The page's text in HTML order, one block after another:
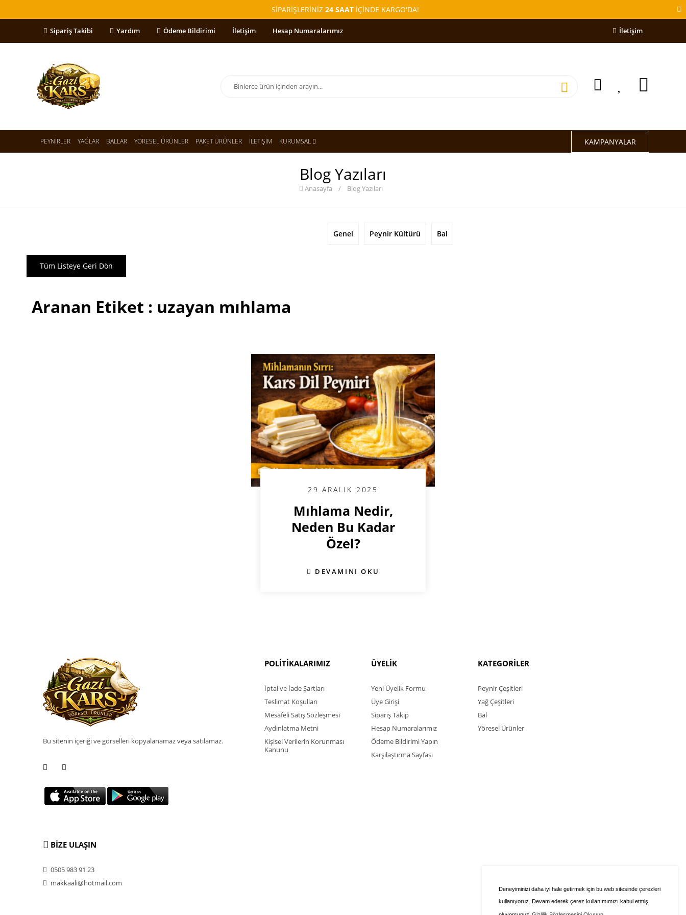
Deneyiminizi daha iyi hale getirmek için bu web sitesinde çerezleri
kullanıyoruz. Devam ederek çerez kullanımımızı kabul etmiş
SİPARİŞLERİNİZ 24 SAATİÇİNDE KARGO'DA!
Sipariş Takibi Yardım Ödeme Bildirimi İletişim Hesap Numaralarımız İletişim
PEYNİRLER YAĞLAR BALLAR YÖRESEL ÜRÜNLER PAKET ÜRÜNLER İLETİŞİM KURUMSAL KAMPANYALAR
Blog Yazıları
Anasayfa / Blog Yazıları
Genel Peynir Kültürü Bal
Tüm Listeye Geri Dön
Aranan Etiket : uzayan mıhlama
29 ARALIK 2025
Mıhlama Nedir,
Neden Bu Kadar
Özel?
DEVAMINI OKU
Bu sitenin içeriği ve görselleri kopyalanamaz veya satılamaz.
POLİTİKALARIMIZ
İptal ve İade Şartları
Teslimat Koşulları
Mesafeli Satış Sözleşmesi
Aydınlatma Metni
Kişisel Verilerin Korunması
Kanunu
ÜYELİK
Yeni Üyelik Formu
Üye Girişi
Sipariş Takip
Hesap Numaralarımız
Ödeme Bildirimi Yapın
Karşılaştırma Sayfası
KATEGORİLER
Peynir Çeşitleri
Yağ Çeşitleri
Bal
Yöresel Ürünler
BİZE ULAŞIN
0505 983 91 23
makkaali@hotmail.com